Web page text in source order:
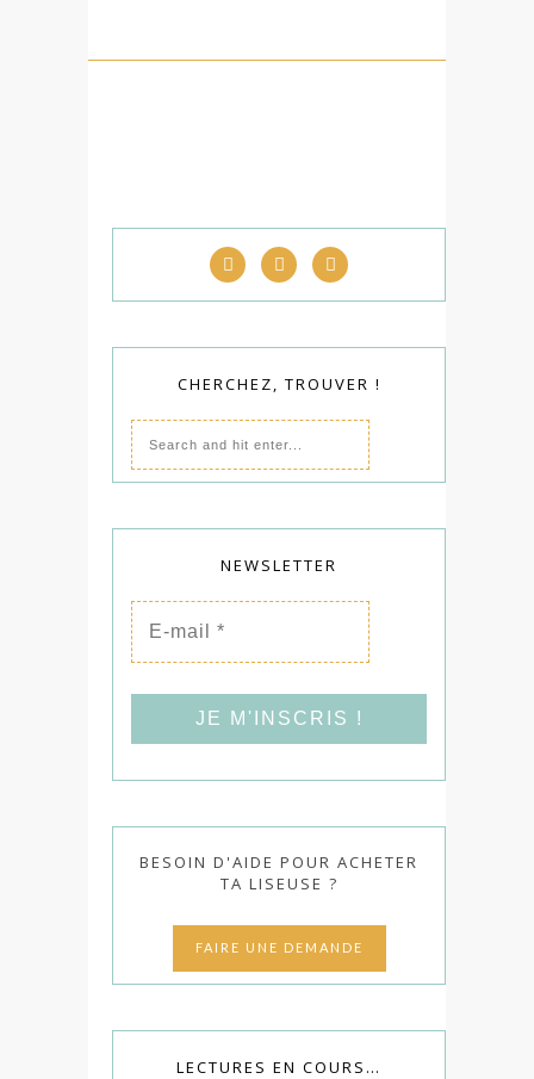
CHERCHEZ, TROUVER !
NEWSLETTER
E-
mail
*
BESOIN D'AIDE POUR ACHETER
TA LISEUSE ?
FAIRE UNE DEMANDE
LECTURES EN COURS…